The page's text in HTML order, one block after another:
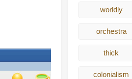
worldly
orchestra
thick
colonialism